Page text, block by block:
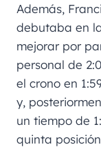
Además,
debutaba en
mejorar por
personal de
el crono en
y,
un tiempo de
quinta